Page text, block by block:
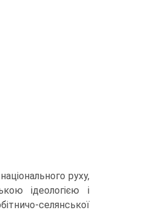
руху,
ідеологією і
селянської